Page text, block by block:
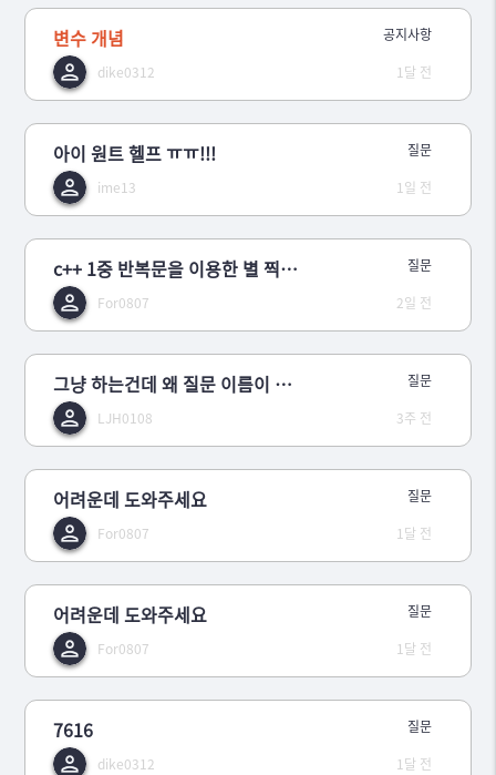
변수 개념
dike0312
공지사항
1달 전
아이 원트 헬프 ㅠㅠ!!!
ime13
질문
1일 전
c++ 1중 반복문을 이용한 별 찍기 - 3 몰르겠어요
For0807
질문
2일 전
그냥 하는건데 왜 질문 이름이 행복인가요?
LJH0108
질문
3주 전
어려운데 도와주세요
For0807
질문
1달 전
어려운데 도와주세요
For0807
질문
1달 전
7616
dike0312
질문
1달 전